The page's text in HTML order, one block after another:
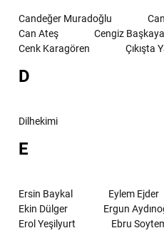
Candeğer Muradoğlu
Can Ateş
Cengiz Başkaya
Cenk Karagören
Çıkışta
D
Dilhekimi
E
Ersin Baykal Eylem Ejder
Ekin Dülger
Ergun
Erol Yeşilyurt
Ebru